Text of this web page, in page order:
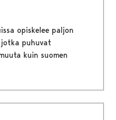
opiskelee paljon
puhuvat
kuin suomen